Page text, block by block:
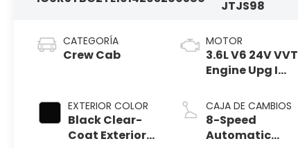
JTJS98
CATEGORÍA
Crew Cab
EXTERIOR COLOR
Black Clear-
Coat Exterior
MOTOR
3.6L V6 24V VVT
Engine Upg I
CAJA DE CAMBIOS
8-Speed
Automatic